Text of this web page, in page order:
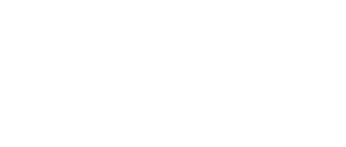
Personnalisez vos